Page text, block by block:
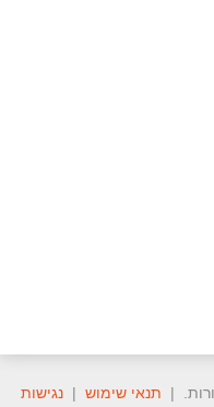
תנאי שימוש | נגישות